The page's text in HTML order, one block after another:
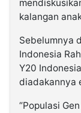
kalangan
Sebelumnya
Indonesia
Y20
diadakannya
“Populasi